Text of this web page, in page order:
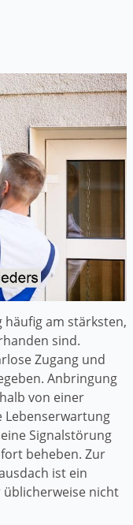
häufig am stärksten,
sind.
Zugang und
Anbringung
von einer
Lebenserwartung
Signalstörung
beheben. Zur
ist ein
nicht